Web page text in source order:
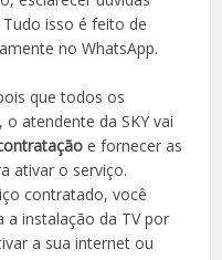
isso é feito de
no WhatsApp.
que todos os
atendente da SKY vai
e fornecer as
ativar o serviço.
contratado, você
a instalação da TV por
a sua internet ou